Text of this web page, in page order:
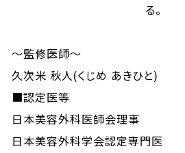
る。
～監修医師～
久次米 秋人(くじめ あきひと)
■認定医等
日本美容外科医師会理事
日本美容外科学会認定専門医